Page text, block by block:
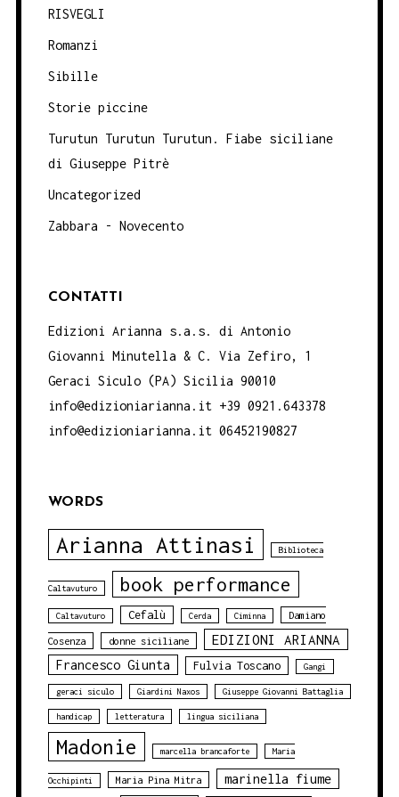
RISVEGLI
Romanzi
Sibille
Storie piccine
Turutun Turutun Turutun. Fiabe siciliane
di Giuseppe Pitrè
Uncategorized
Zabbara - Novecento
CONTATTI
Edizioni Arianna s.a.s. di Antonio
Giovanni Minutella & C. Via Zefiro, 1
Geraci Siculo (PA) Sicilia 90010
info@edizioniarianna.it +39 0921.643378
info@edizioniarianna.it 06452190827
WORDS
Arianna Attinasi Biblioteca
Caltavuturo book performance
Caltavuturo Cefalù Cerda Ciminna Damiano
Cosenza donne siciliane EDIZIONI ARIANNA
Francesco Giunta Fulvia Toscano Gangi
geraci siculo Giardini Naxos Giuseppe Giovanni Battaglia
handicap letteratura lingua siciliana
Madonie marcella brancaforte Maria
Occhipinti Maria Pina Mitra marinella fiume